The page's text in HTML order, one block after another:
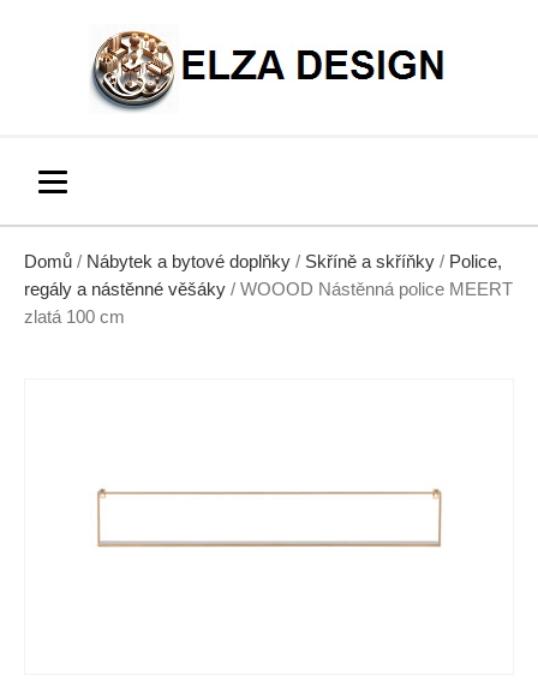
Domů / Nábytek a bytové doplňky / Skříně a skříňky / Police,
regály a nástěnné věšáky / WOOOD Nástěnná police MEERT
zlatá 100 cm